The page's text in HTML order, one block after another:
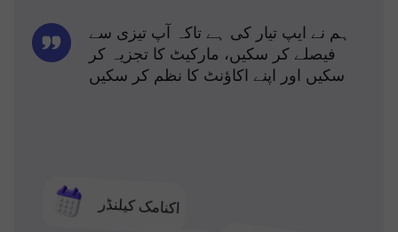
اکنامک کیلنڈر
ہم نے ایپ تیار کی ہے تاکہ آپ تیزی سے
فیصلے کر سکیں، مارکیٹ کا تجزیہ کر
سکیں اور اپنے اکاؤنٹ کا نظم کر سکیں